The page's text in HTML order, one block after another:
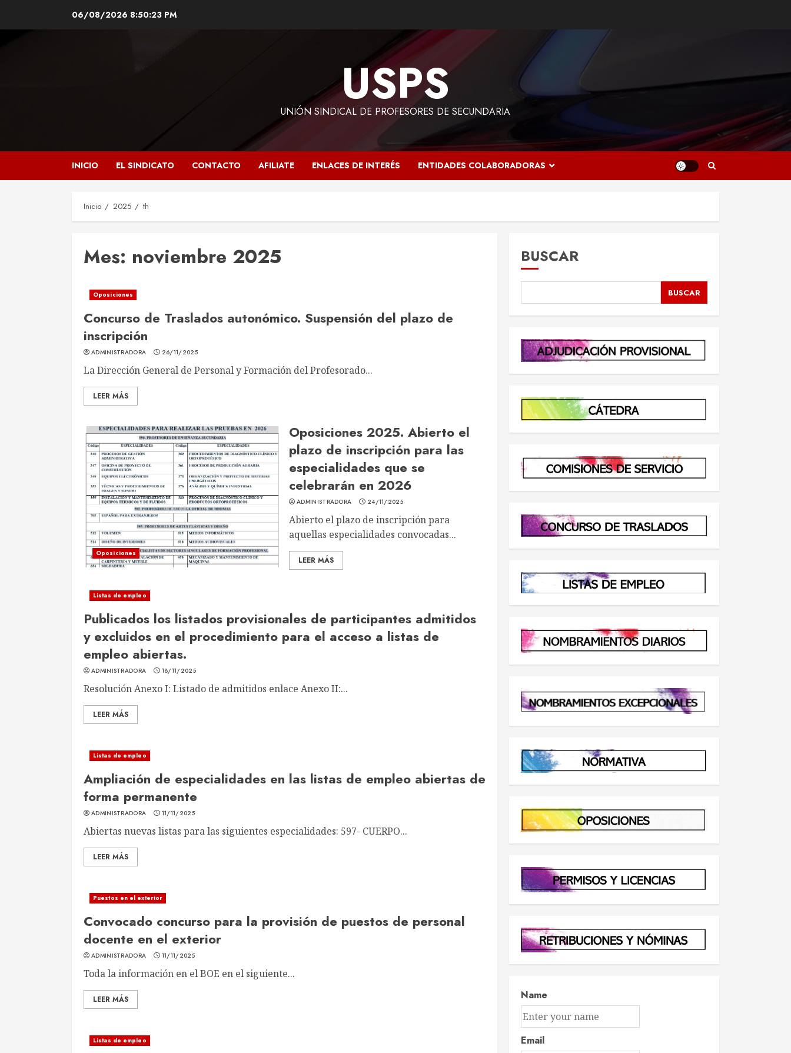
06/08/2026 8:50:24 PM
USPS
UNIÓN SINDICAL DE PROFESORES DE SECUNDARIA
INICIO EL SINDICATO CONTACTO AFILIATE ENLACES DE INTERÉS ENTIDADES COLABORADORAS
Inicio 2025 th
Mes: noviembre 2025
Oposiciones
Concurso de Traslados autonómico. Suspensión del plazo de
inscripción
ADMINISTRADORA 26/11/2025
La Dirección General de Personal y Formación del Profesorado...
LEER MÁS
Oposiciones
Oposiciones 2025. Abierto el
plazo de inscripción para las
especialidades que se
celebrarán en 2026
ADMINISTRADORA 24/11/2025
Abierto el plazo de inscripción para
aquellas especialidades convocadas...
LEER MÁS
Listas de empleo
Publicados los listados provisionales de participantes admitidos
y excluidos en el procedimiento para el acceso a listas de
empleo abiertas.
ADMINISTRADORA 18/11/2025
Resolución Anexo I: Listado de admitidos enlace Anexo II:...
LEER MÁS
Listas de empleo
Ampliación de especialidades en las listas de empleo abiertas de
forma permanente
ADMINISTRADORA 11/11/2025
Abiertas nuevas listas para las siguientes especialidades: 597- CUERPO...
LEER MÁS
Puestos en el exterior
Convocado concurso para la provisión de puestos de personal
docente en el exterior
ADMINISTRADORA 11/11/2025
Toda la información en el BOE en el siguiente...
LEER MÁS
Listas de empleo
BUSCAR
BUSCAR
Name
Email